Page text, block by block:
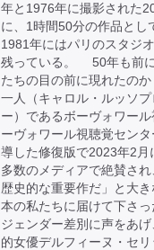
年と1976年に撮影された
に、1時間50分の作品とし
1981年にはパリのスタジ
残っている。 50年も前
たちの目の前に現れたの
一人（キャロル・ルッソ
ー）であるボーヴォワー
ーヴォワール視聴覚セン
導した修復版で2023年2
多数のメディアで絶賛さ
歴史的な重要作だ」と大
本の私たちに届けて下さ
ジェンダー差別に声をあ
的女優デルフィーヌ・セリ